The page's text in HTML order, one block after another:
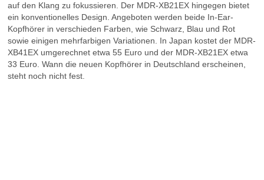
auf den Klang zu fokussieren. Der MDR-XB21EX hingegen bietet
ein konventionelles Design. Angeboten werden beide In-Ear-
Kopfhörer in verschieden Farben, wie Schwarz, Blau und Rot
sowie einigen mehrfarbigen Variationen. In Japan kostet der MDR-
XB41EX umgerechnet etwa 55 Euro und der MDR-XB21EX etwa
33 Euro. Wann die neuen Kopfhörer in Deutschland erscheinen,
steht noch nicht fest.